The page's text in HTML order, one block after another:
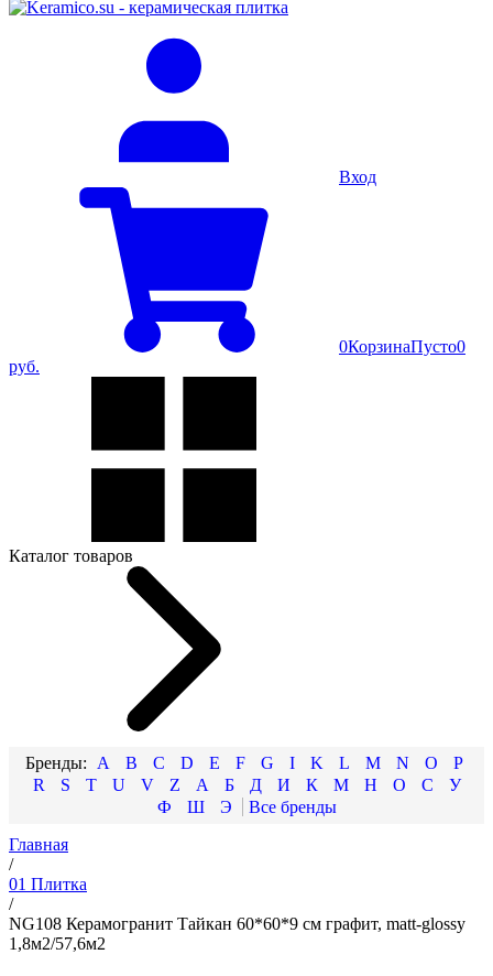
Вход
0КорзинаПусто0
руб.
Каталог товаров
A B C D E F G I K L M N O
P
R
S T U V Z А Б Д И К М Н О С
У
Ф
Ш
Э
Главная
/
01 Плитка
/
NG108 Керамогранит Тайкан 60*60*9 см графит, matt-glossy
1,8м2/57,6м2